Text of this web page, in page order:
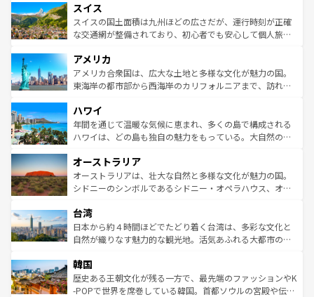
れる地方に足を運ぶとそれぞれで全く異なる文化を体験で
きるだろう。 なお、新着のフランス情報はコンテンツ一覧
を参照してほしい。
は、お酒好きな人にはぜひ体験してほしい。 なお、新着の
ドイツ情報はコンテンツ一覧を参照してほしい。
リアごとに異なる魅力がある。また、優雅なアフタヌーン
ティー、ビール好きにはたまらない英国パブ、サッカー観
戦など、本場だからこそできる体験も豊富。イギリスを旅
ンツ一覧を参照してほしい。
スイス
スイスの国土面積は九州ほどの広さだが、運行時刻が正確
な交通網が整備されており、初心者でも安心して個人旅行
の建物がそのまま残る町や、スイスならではのユニークな
博物館もあり、アルプス観光だけでなく町歩きも満喫する
ことができる。国民の所得が高いため物価も高いが、旅行
ば市内交通費無料で観光を楽しむこともできる。 なお、新
着のスイス情報はコンテンツ一覧 を参照してほしい。
アメリカ
アメリカ合衆国は、広大な土地と多様な文化が魅力の国。
東海岸の都市部から西海岸のカリフォルニアまで、訪れる
のような巨大都市は、観光、ショッピング、エンターテイ
ンメントが詰まった刺激的なスポットだ。一方、アメリカ
西部には大自然が広がり、グランドキャニオンやイエロー
部のニューオーリンズでは、音楽と美食が融合した独特の
文化が魅力。旅行者はアメリカの各地域で異なる魅力を楽
しみながら、その多様性と豊かな歴史を感じることができ
ならではの贅沢な旅のスタイルだ。 なお、新着のアメリカ
情報はコンテンツ一覧を参照してほしい。
ハワイ
年間を通じて温暖な気候に恵まれ、多くの島で構成される
ハワイは、どの島も独自の魅力をもっている。大自然の神
ワイ島は見逃せない。また、定番の観光地といえばオアフ
島だが、静かな自然を求めるならマウイ島やカウアイ島が
おすすめ。エメラルドグリーンに輝く海をはじめ、豊かな
れるおもてなしの心で訪れる人々を迎えてくれるハワイの
人々、おいしいローカルフードやハワイアンミュージッ
ク、伝統的なフラダンスなど、すべてがハワイの魅力を彩
ワイを、存分に味わってほしい。 なお、新着のハワイ情報
はコンテンツ一覧を参照してほしい。
オーストラリア
オーストラリアは、壮大な自然と多様な文化が魅力の国。
シドニーのシンボルであるシドニー・オペラハウス、オー
リアリーフや大陸中央部にそびえるウルル（エアーズロッ
ク）、タスマニアの美しい原生林やケアンズの熱帯雨林な
ど、見どころがたくさん。また、カフェやワイン、オージ
いる。アクティビティも充実しており、サーフィンやダイ
ビング、ハイキングなど、アウトドア好きにはたまらな
い。オーストラリアの多彩な魅力を存分に味わいつくそ
台湾
日本から約４時間ほどでたどり着く台湾は、多彩な文化と
自然が織りなす魅力的な観光地。活気あふれる大都市の台
ン）、静ひつな山岳地帯である台湾東部など、都市の喧騒
と山間の静けさが共存しており、訪れる人に新しい発見と
驚きをもたらしてくれる。また、奥深い台湾の食文化も魅
韓国
歴史ある王朝文化が残る一方で、最先端のファッションやK
-POPで世界を席巻している韓国。首都ソウルの宮殿や伝統